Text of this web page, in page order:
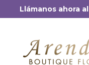
Llámanos ahora al